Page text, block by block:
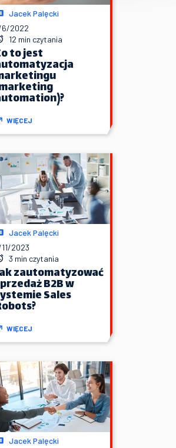
Jacek Palęcki
6/2022
12 min czytania
to jest
WIĘCEJ
Jacek Palęcki
11/2023
3 min czytania
zautomatyzować
B2B w
Sales
WIĘCEJ
Jacek Palęcki